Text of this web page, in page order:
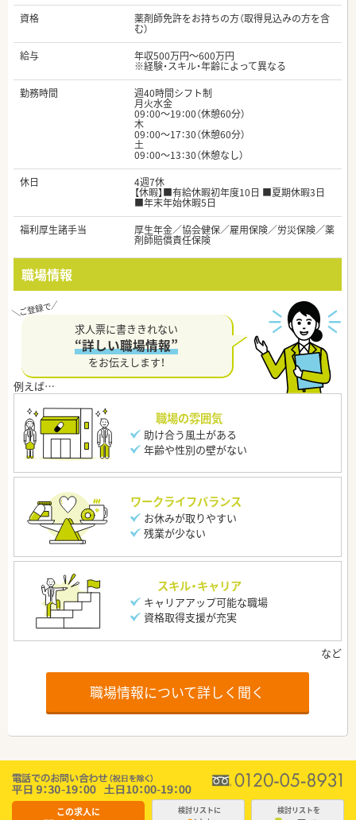
資格
薬剤師免許をお持ちの方（取得見込みの方を含
む）
給与
年収500万円～600万円
※経験・スキル・年齢によって異なる
勤務時間
週40時間シフト制
月火水金
09：00～19：00（休憩60分）
木
09：00～17：30（休憩60分）
土
09：00～13：30（休憩なし）
休日
4週7休
【休暇】■有給休暇初年度10日 ■夏期休暇3日
■年末年始休暇5日
福利厚生諸手当
厚生年金／協会健保／雇用保険／労災保険／薬
剤師賠償責任保険
職場情報
求人票に書ききれない
“詳しい職場情報”
をお伝えします！
職場の雰囲気
助け合う風土がある
年齢や性別の壁がない
ワークライフバランス
お休みが取りやすい
残業が少ない
スキル・キャリア
キャリアアップ可能な職場
資格取得支援が充実
職場情報について詳しく聞く
この求人に 検討リストに 検討リストを